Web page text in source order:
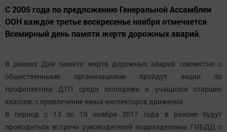
С 2005 года по предложению Генеральной Ассамблеи
ООН каждое третье воскресенье ноября отмечается
Всемирный день памяти жертв дорожных аварий.
В рамках Дня памяти жертв дорожных аварий совместно с
общественными организациями пройдут акции по
профилактике ДТП среди молодежи и учащихся старших
классов, с привлечение юных инспекторов движения.
В период с 13 по 19 ноября 2017 года в районе будут
проводиться встречи руководителей подразделении ГИБДД с